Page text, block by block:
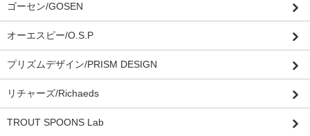
ゴーセン/GOSEN
オーエスピー/O.S.P
プリズムデザイン/PRISM DESIGN
リチャーズ/Richaeds
TROUT SPOONS Lab